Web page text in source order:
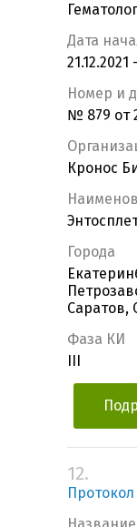
Дата
Номер и
№ 879 от
Кронос
Города
Саратов,
Фаза КИ
12.